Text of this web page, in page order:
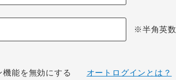
※半角英数
能を無効にする オートログインとは？